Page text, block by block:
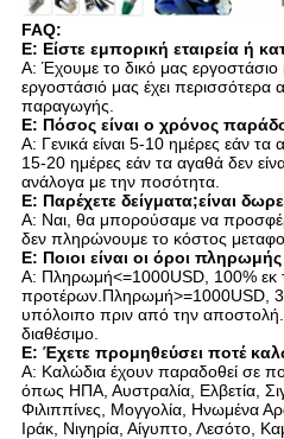
FAQ:
Ε: Είστε εμπορική εταιρεία ή
Α: Έχουμε το δικό μας εργοστάσιο
εργοστάσιό μας έχει περισσότερα
παραγωγής.
Ε: Πόσος είναι ο χρόνος
Α: Γενικά είναι 5-10 ημέρες εάν τα
15-20 ημέρες εάν τα αγαθά δεν
ανάλογα με την ποσότητα.
Ε: Παρέχετε δείγματα;είναι
Α: Ναι, θα μπορούσαμε να
δεν πληρώνουμε το κόστος
Ε: Ποιοι είναι οι όροι
Α: Πληρωμή<=1000USD, 100% εκ
προτέρων.Πληρωμή>=1000USD,
υπόλοιπο πριν από την αποστολή.
διαθέσιμο.
Ε: Έχετε προμηθεύσει ποτέ
Α: Καλώδια έχουν παραδοθεί σε
όπως ΗΠΑ, Αυστραλία, Ελβετία,
Φιλιππίνες, Μογγολία, Ηνωμένα
Ιράκ, Νιγηρία, Αίγυπτο, Λεσότο,